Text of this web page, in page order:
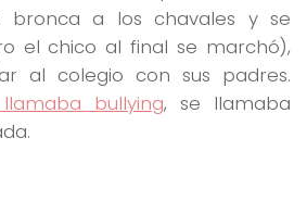
bronca a los chavales y se
el chico al final se marchó),
al colegio con sus padres.
bullying, se llamaba